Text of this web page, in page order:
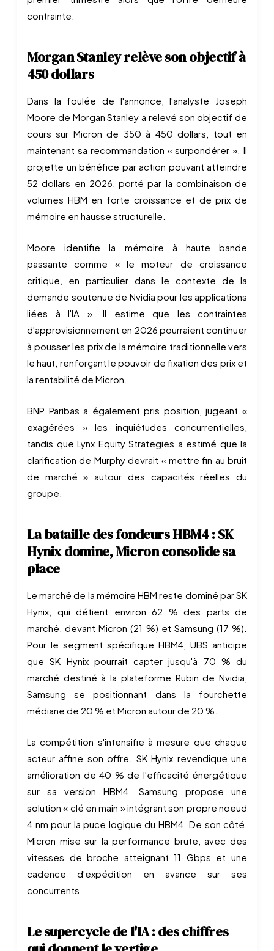
contrainte.
Morgan Stanley relève son objectif à
450 dollars
Dans la foulée de l'annonce, l'analyste Joseph
Moore de Morgan Stanley a relevé son objectif de
cours sur Micron de 350 à 450 dollars, tout en
maintenant sa recommandation « surpondérer ». Il
projette un bénéfice par action pouvant atteindre
52 dollars en 2026, porté par la combinaison de
volumes HBM en forte croissance et de prix de
mémoire en hausse structurelle.
Moore identifie la mémoire à haute bande
passante comme « le moteur de croissance
critique, en particulier dans le contexte de la
demande soutenue de Nvidia pour les applications
liées à l'IA ». Il estime que les contraintes
d'approvisionnement en 2026 pourraient continuer
à pousser les prix de la mémoire traditionnelle vers
le haut, renforçant le pouvoir de fixation des prix et
la rentabilité de Micron.
BNP Paribas a également pris position, jugeant «
exagérées » les inquiétudes concurrentielles,
tandis que Lynx Equity Strategies a estimé que la
clarification de Murphy devrait « mettre fin au bruit
de marché » autour des capacités réelles du
groupe.
La bataille des fondeurs HBM4 : SK
Hynix domine, Micron consolide sa
place
Le marché de la mémoire HBM reste dominé par SK
Hynix, qui détient environ 62 % des parts de
marché, devant Micron (21 %) et Samsung (17 %).
Pour le segment spécifique HBM4, UBS anticipe
que SK Hynix pourrait capter jusqu'à 70 % du
marché destiné à la plateforme Rubin de Nvidia,
Samsung se positionnant dans la fourchette
médiane de 20 % et Micron autour de 20 %.
La compétition s'intensifie à mesure que chaque
acteur affine son offre. SK Hynix revendique une
amélioration de 40 % de l'efficacité énergétique
sur sa version HBM4. Samsung propose une
solution « clé en main » intégrant son propre noeud
4 nm pour la puce logique du HBM4. De son côté,
Micron mise sur la performance brute, avec des
vitesses de broche atteignant 11 Gbps et une
cadence d'expédition en avance sur ses
concurrents.
Le supercycle de l'IA : des chiffres